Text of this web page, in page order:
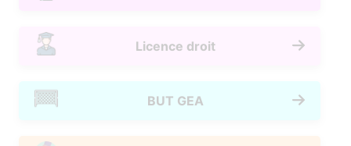
Licence droit
BUT GEA